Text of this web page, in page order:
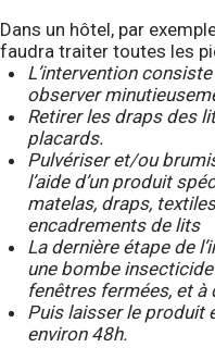
Dans un hôtel, par
faudra traiter toutes les
L’intervention
observer
Retirer les draps des
placards.
Pulvériser et/ou
l’aide d’un produit
matelas, draps,
encadrements de lits
La dernière étape de
une bombe
fenêtres fermées, et à
Puis laisser le produit
environ 48h.